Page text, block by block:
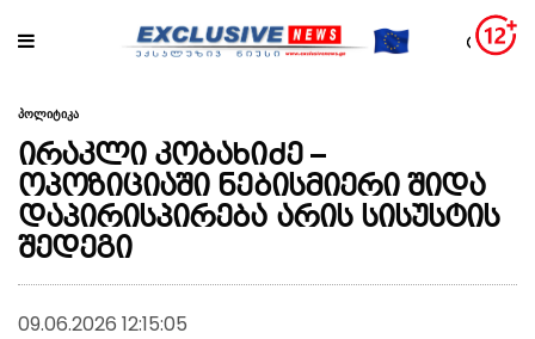
პოლიტიკა
ირაკლი კობახიძე –
ოპოზიციაში ნებისმიერი შიდა
დაპირისპირება არის სისუსტის
შედეგი
09.06.2026 12:15:05